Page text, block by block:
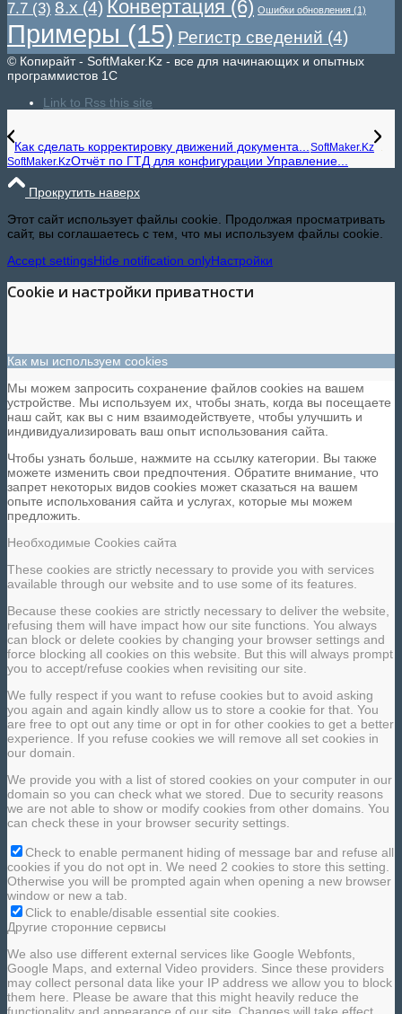
7.7 (3) 8.x (4) Конвертация (6) Ошибки обновления (1)
Примеры (15) Регистр сведений (4)
© Копирайт - SoftMaker.Kz - все для начинающих и опытных
программистов 1С
Link to Rss this site
Как сделать корректировку движений документа...
SoftMaker.Kz
SoftMaker.KzОтчёт по ГТД для конфигурации Управление...
Прокрутить наверх
Этот сайт использует файлы cookie. Продолжая просматривать
сайт, вы соглашаетесь с тем, что мы используем файлы cookie.
Accept settingsHide notification onlyНастройки
Cookie и настройки приватности
Как мы используем cookies
Мы можем запросить сохранение файлов cookies на вашем
устройстве. Мы используем их, чтобы знать, когда вы посещаете
наш сайт, как вы с ним взаимодействуете, чтобы улучшить и
индивидуализировать ваш опыт использования сайта.
Чтобы узнать больше, нажмите на ссылку категории. Вы также
можете изменить свои предпочтения. Обратите внимание, что
запрет некоторых видов cookies может сказаться на вашем
опыте испольхования сайта и услугах, которые мы можем
предложить.
Необходимые Cookies сайта
These cookies are strictly necessary to provide you with services
available through our website and to use some of its features.
Because these cookies are strictly necessary to deliver the website,
refusing them will have impact how our site functions. You always
can block or delete cookies by changing your browser settings and
force blocking all cookies on this website. But this will always prompt
you to accept/refuse cookies when revisiting our site.
We fully respect if you want to refuse cookies but to avoid asking
you again and again kindly allow us to store a cookie for that. You
are free to opt out any time or opt in for other cookies to get a better
experience. If you refuse cookies we will remove all set cookies in
our domain.
We provide you with a list of stored cookies on your computer in our
domain so you can check what we stored. Due to security reasons
we are not able to show or modify cookies from other domains. You
can check these in your browser security settings.
Check to enable permanent hiding of message bar and refuse all
cookies if you do not opt in. We need 2 cookies to store this setting.
Otherwise you will be prompted again when opening a new browser
window or new a tab.
Click to enable/disable essential site cookies.
Другие сторонние сервисы
We also use different external services like Google Webfonts,
Google Maps, and external Video providers. Since these providers
may collect personal data like your IP address we allow you to block
them here. Please be aware that this might heavily reduce the